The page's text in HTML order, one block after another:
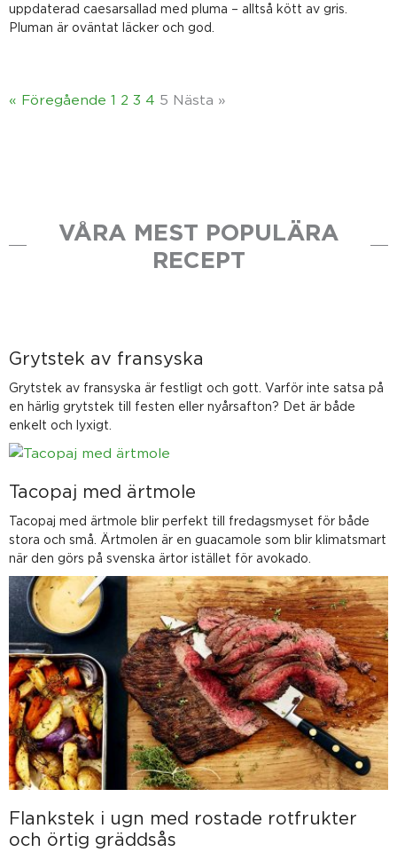
uppdaterad caesarsallad med pluma – alltså kött av gris.
Pluman är oväntat läcker och god.
« Föregående 1 2 3 4 5 Nästa »
VÅRA MEST POPULÄRA
RECEPT
Grytstek av fransyska
Grytstek av fransyska är festligt och gott. Varför inte satsa på
en härlig grytstek till festen eller nyårsafton? Det är både
enkelt och lyxigt.
Tacopaj med ärtmole
Tacopaj med ärtmole blir perfekt till fredagsmyset för både
stora och små. Ärtmolen är en guacamole som blir klimatsmart
när den görs på svenska ärtor istället för avokado.
Flankstek i ugn med rostade rotfrukter
och örtig gräddsås